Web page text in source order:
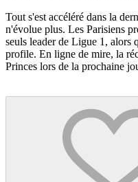
Tout s'est accéléré dans la
n'évolue plus. Les Parisiens
seuls leader de Ligue 1, alors
profile. En ligne de mire, la
Princes lors de la prochaine